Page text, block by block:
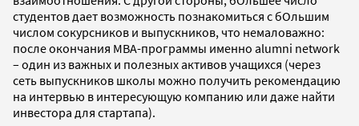
студентов дает возможность познакомиться с бОльшим
числом сокурсников и выпускников, что немаловажно:
после окончания MBA-программы именно alumni network
– один из важных и полезных активов учащихся (через
сеть выпускников школы можно получить рекомендацию
на интервью в интересующую компанию или даже найти
инвестора для стартапа).